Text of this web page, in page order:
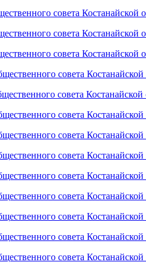
совета Костанайской
совета Костанайской
совета Костанайской
совета Костанайской
совета Костанайской
совета Костанайской
совета Костанайской
совета Костанайской
совета Костанайской
совета Костанайской
совета Костанайской
совета Костанайской
совета Костанайской